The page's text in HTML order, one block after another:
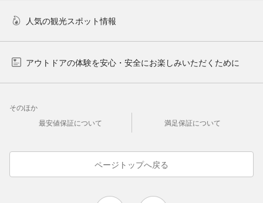
人気の観光スポット情報
アウトドアの体験を安心・安全にお楽しみいただくために
そのほか
最安値保証について
満足保証について
ページトップへ戻る